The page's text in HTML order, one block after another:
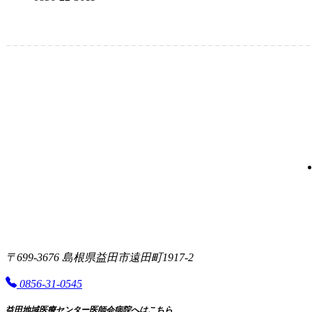
〒699-3676 島根県益田市遠田町1917-2
0856-31-0545
益田地域医療センター医師会病院へはこちら